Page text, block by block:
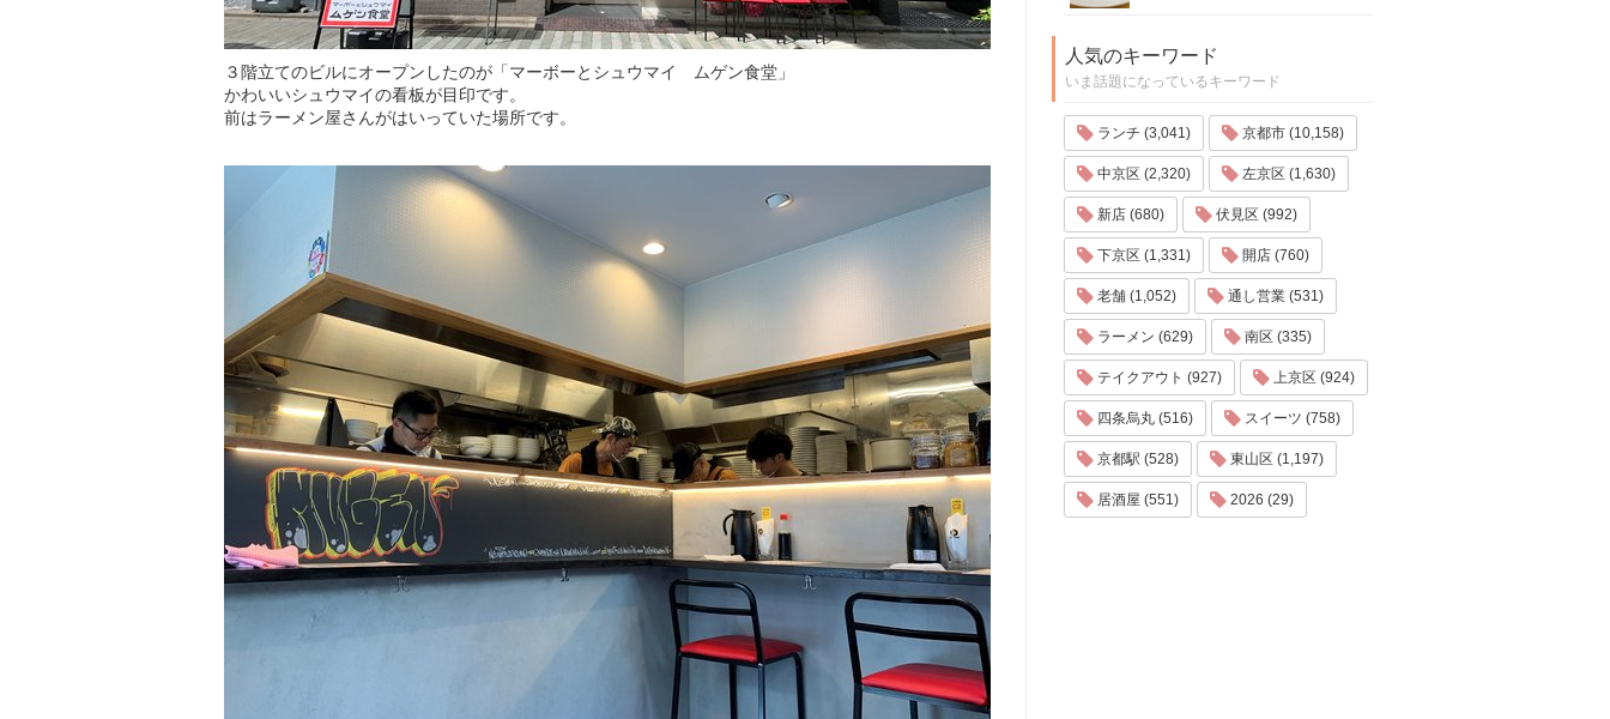
３階立てのビルにオープンしたのが「マーボーとシュウマイ ムゲン食堂」
かわいいシュウマイの看板が目印です。
前はラーメン屋さんがはいっていた場所です。
人気のキーワード
いま話題になっているキーワード
ランチ (3,041) 京都市 (10,158)
中京区 (2,320) 左京区 (1,630)
新店 (680) 伏見区 (992)
下京区 (1,331) 開店 (760)
老舗 (1,052) 通し営業 (531)
ラーメン (629) 南区 (335)
テイクアウト (927) 上京区 (924)
四条烏丸 (516) スイーツ (758)
京都駅 (528) 東山区 (1,197)
居酒屋 (551) 2026 (29)